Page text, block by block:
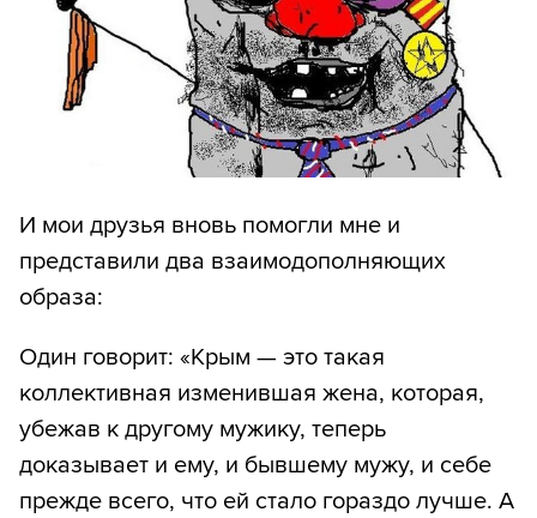
И мои друзья вновь помогли мне и
представили два взаимодополняющих
образа:
Один говорит: «Крым — это такая
коллективная изменившая жена, которая,
убежав к другому мужику, теперь
доказывает и ему, и бывшему мужу, и себе
прежде всего, что ей стало гораздо лучше. А